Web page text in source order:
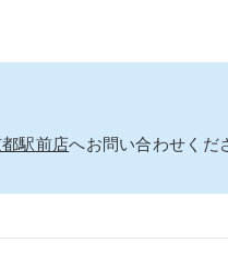
駅前店へお問い合わせくだ